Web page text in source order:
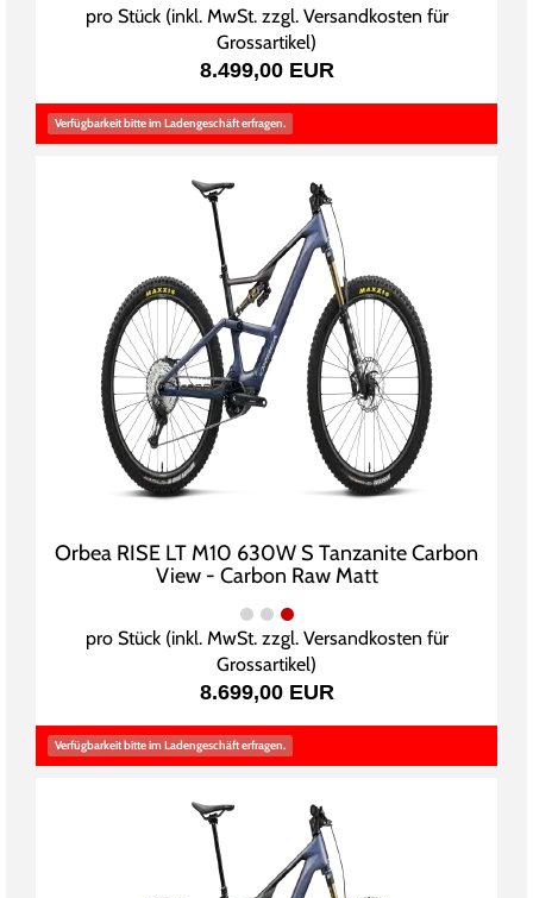
pro Stück (inkl. MwSt. zzgl. Versandkosten für
Grossartikel)
8.499,00 EUR
Verfügbarkeit bitte im Ladengeschäft erfragen.
Orbea RISE LT M10 630W S Tanzanite Carbon
View - Carbon Raw Matt
pro Stück (inkl. MwSt. zzgl. Versandkosten für
Grossartikel)
8.699,00 EUR
Verfügbarkeit bitte im Ladengeschäft erfragen.